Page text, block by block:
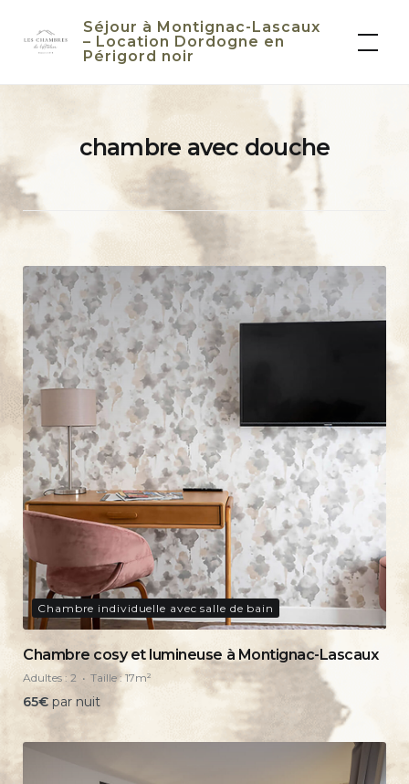
Séjour à Montignac-Lascaux
– Location Dordogne en
Périgord noir
chambre avec douche
Chambre individuelle avec salle de bain
Chambre cosy et lumineuse à Montignac-Lascaux
Adultes : 2 Taille :17m²
65€ par nuit